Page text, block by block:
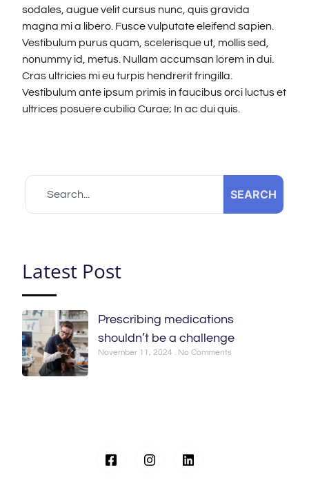
sodales, augue velit cursus nunc, quis gravida
magna mi a libero. Fusce vulputate eleifend sapien.
Vestibulum purus quam, scelerisque ut, mollis sed,
nonummy id, metus. Nullam accumsan lorem in dui.
Cras ultricies mi eu turpis hendrerit fringilla.
Vestibulum ante ipsum primis in faucibus orci luctus et
ultrices posuere cubilia Curae; In ac dui quis.
SEARCH
Latest Post
Prescribing medications
shouldn’t be a challenge
November 11, 2024 No Comments